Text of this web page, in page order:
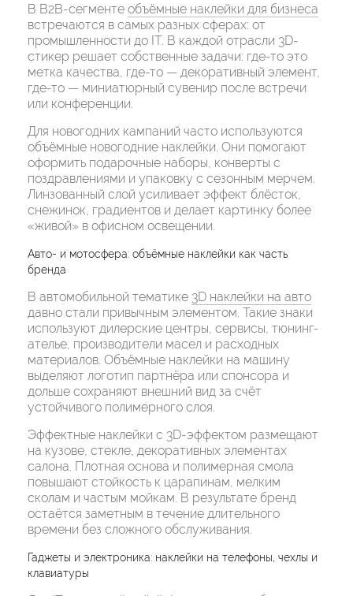
В B2B-сегменте объёмные наклейки для бизнеса
встречаются в самых разных сферах: от
промышленности до IT. В каждой отрасли 3D-
стикер решает собственные задачи: где-то это
метка качества, где-то — декоративный элемент,
где-то — миниатюрный сувенир после встречи
или конференции.
Для новогодних кампаний часто используются
объёмные новогодние наклейки. Они помогают
оформить подарочные наборы, конверты с
поздравлениями и упаковку с сезонным мерчем.
Линзованный слой усиливает эффект блёсток,
снежинок, градиентов и делает картинку более
«живой» в офисном освещении.
Авто- и мотосфера: объёмные наклейки как часть
бренда
В автомобильной тематике 3D наклейки на авто
давно стали привычным элементом. Такие знаки
используют дилерские центры, сервисы, тюнинг-
ателье, производители масел и расходных
материалов. Объёмные наклейки на машину
выделяют логотип партнёра или спонсора и
дольше сохраняют внешний вид за счёт
устойчивого полимерного слоя.
Эффектные наклейки с 3D-эффектом размещают
на кузове, стекле, декоративных элементах
салона. Плотная основа и полимерная смола
повышают стойкость к царапинам, мелким
сколам и частым мойкам. В результате бренд
остаётся заметным в течение длительного
времени без сложного обслуживания.
Гаджеты и электроника: наклейки на телефоны, чехлы и
клавиатуры